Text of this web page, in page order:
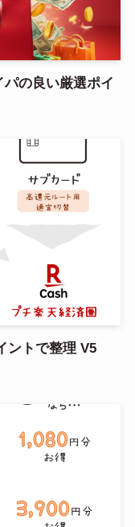
パの良い厳選ポイ
ントで整理 V5